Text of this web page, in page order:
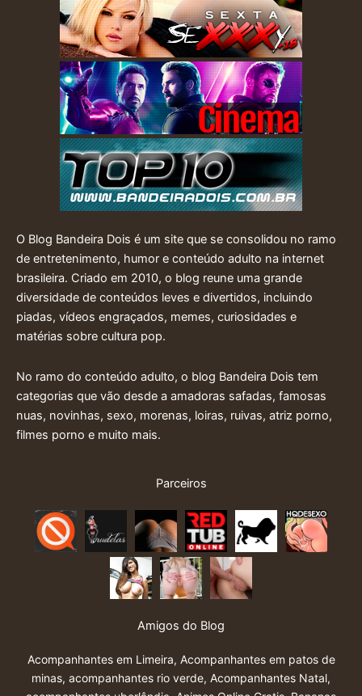
O Blog Bandeira Dois é um site que se consolidou no ramo
de entretenimento, humor e conteúdo adulto na internet
brasileira. Criado em 2010, o blog reune uma grande
diversidade de conteúdos leves e divertidos, incluindo
piadas, vídeos engraçados, memes, curiosidades e
matérias sobre cultura pop.
No ramo do conteúdo adulto, o blog Bandeira Dois tem
categorias que vão desde a amadoras safadas, famosas
nuas, novinhas, sexo, morenas, loiras, ruivas, atriz porno,
filmes porno e muito mais.
Parceiros
Amigos do Blog
Acompanhantes em Limeira, Acompanhantes em patos de
minas, acompanhantes rio verde, Acompanhantes Natal,